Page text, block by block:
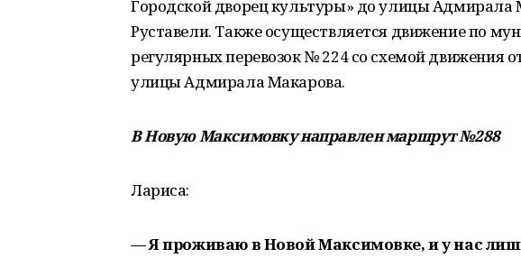
Городской дворец культуры» до улицы Адмирала
Руставели. Также осуществляется движение по
регулярных перевозок № 224 со схемой
улицы Адмирала Макарова.
В Новую Максимовку направлен маршрут №288
Лариса:
— Я проживаю в Новой Максимовке, и у нас